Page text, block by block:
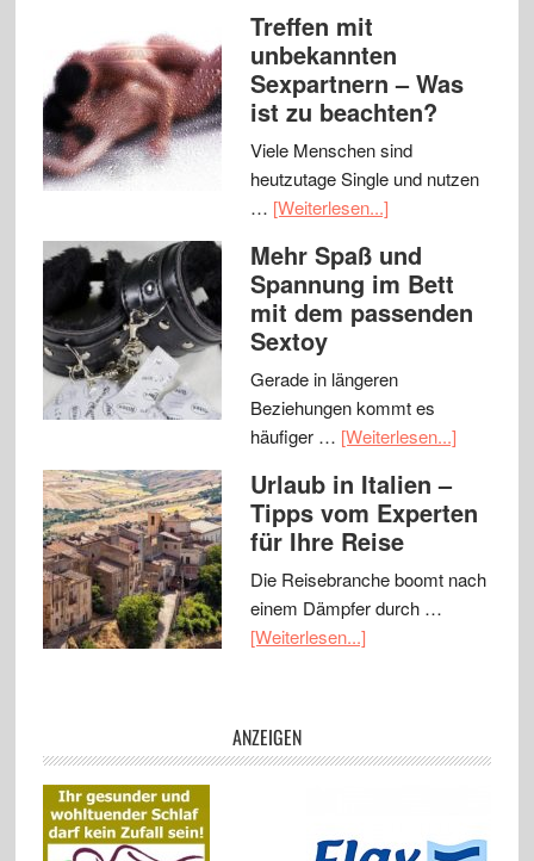
Treffen mit
unbekannten
Sexpartnern – Was
ist zu beachten?
Viele Menschen sind
heutzutage Single und nutzen
… [Weiterlesen...]
Mehr Spaß und
Spannung im Bett
mit dem passenden
Sextoy
Gerade in längeren
Beziehungen kommt es
häufiger … [Weiterlesen...]
Urlaub in Italien –
Tipps vom Experten
für Ihre Reise
Die Reisebranche boomt nach
einem Dämpfer durch …
[Weiterlesen...]
ANZEIGEN